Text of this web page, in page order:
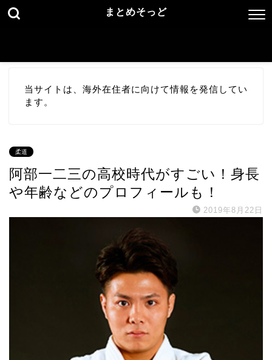
まとめそっど
当サイトは、海外在住者に向けて情報を発信してい
ます。
柔道
阿部一二三の高校時代がすごい！身長
や年齢などのプロフィールも！
2019年8月22日